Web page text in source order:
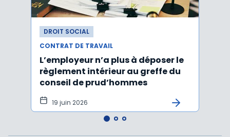
DROIT SOCIAL
CONTRAT DE TRAVAIL
L’employeur n’a plus à déposer le
règlement intérieur au greffe du
conseil de prud’hommes
19 juin 2026